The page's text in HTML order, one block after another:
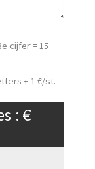
cijfer = 15
+ 1 €/st.
: €